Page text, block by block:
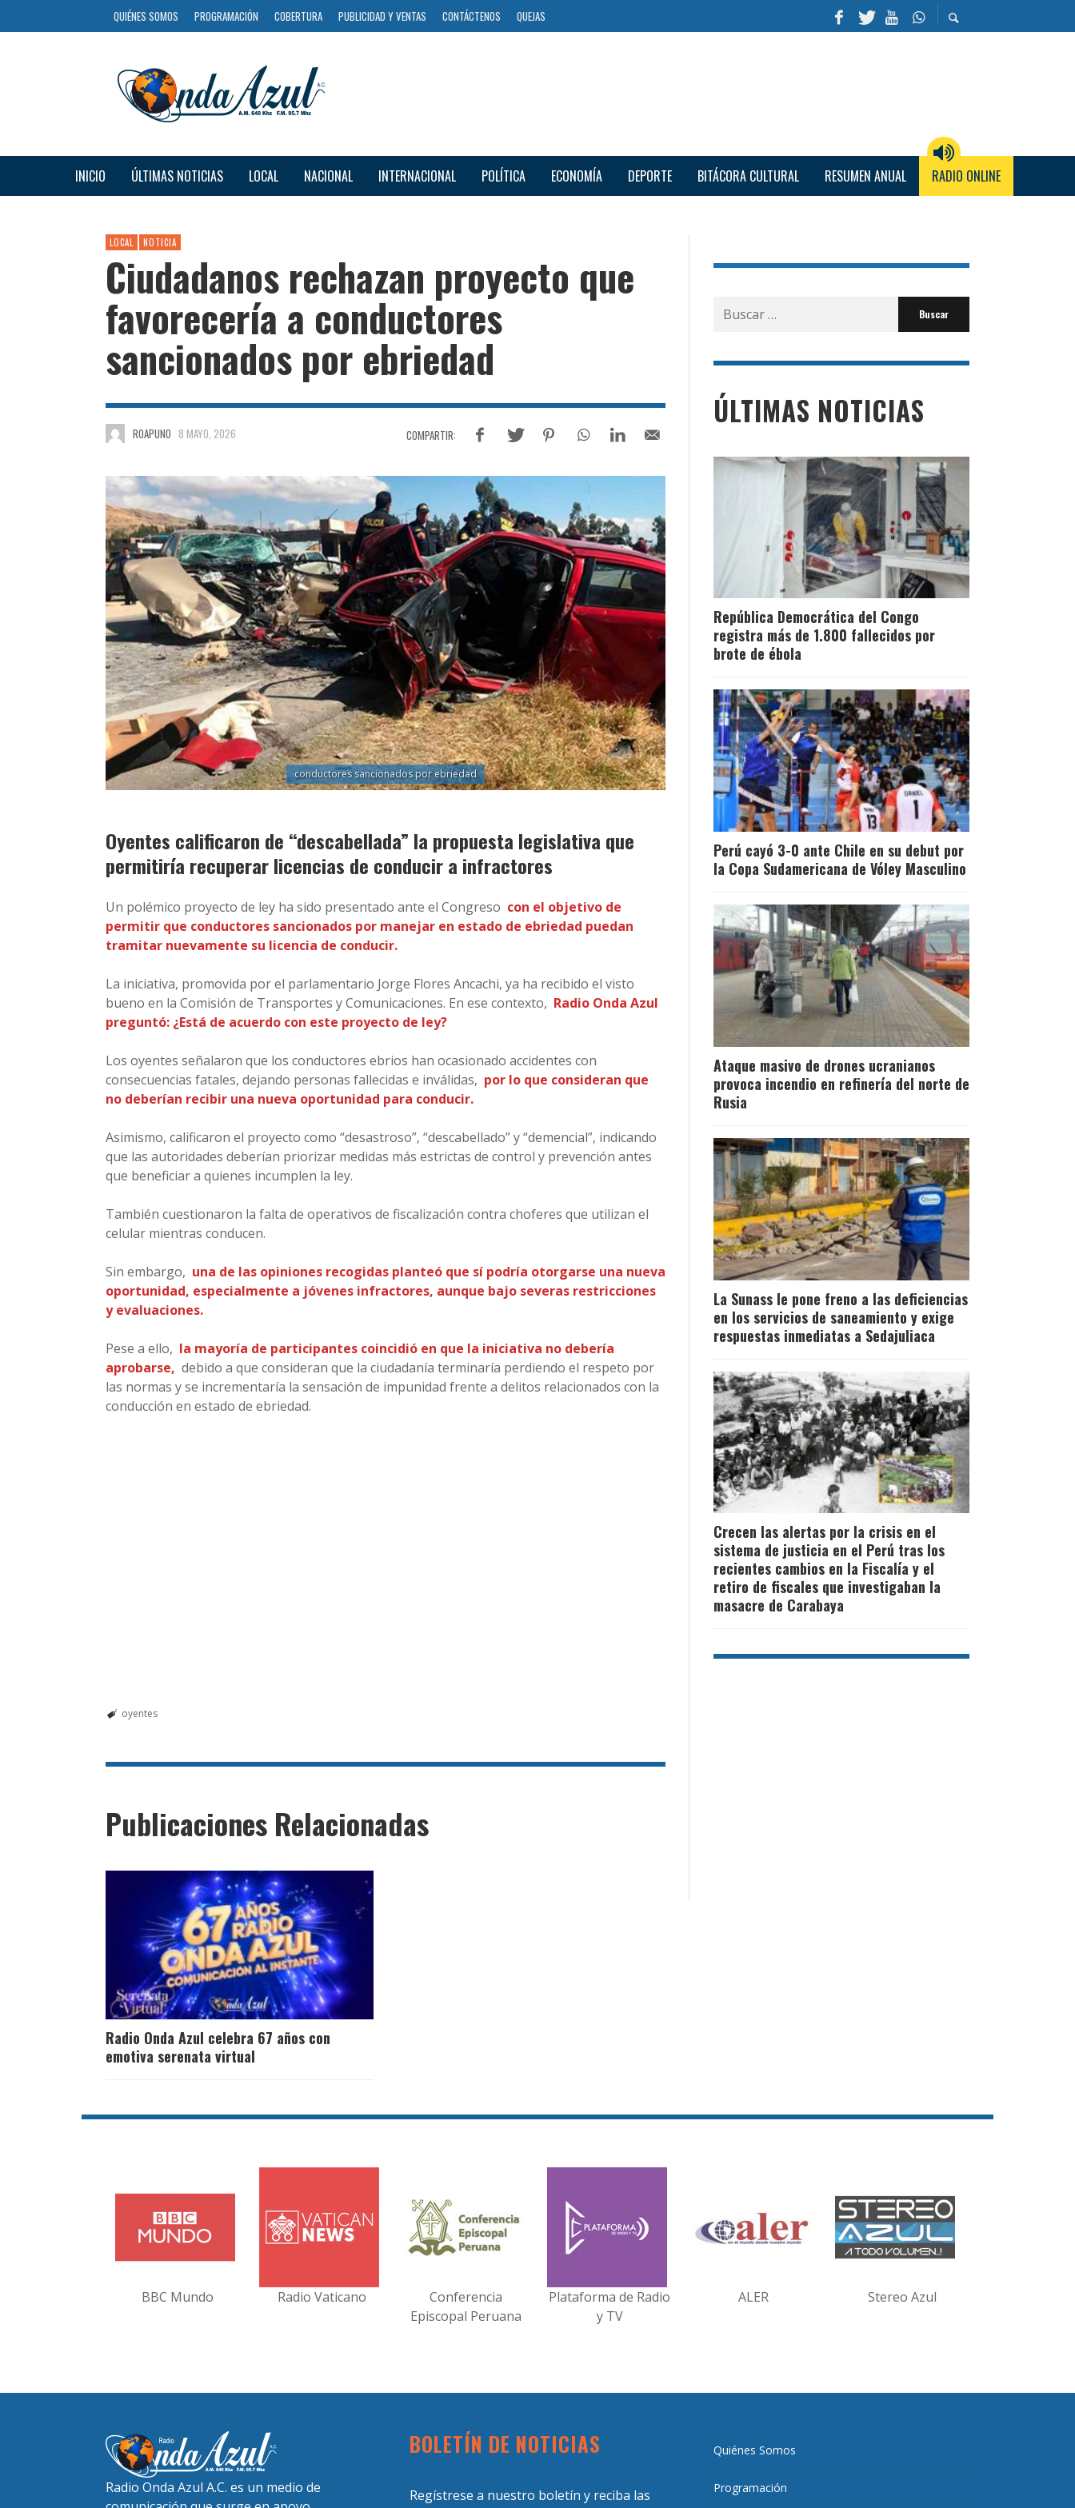
QUIÉNES SOMOS PROGRAMACIÓN COBERTURA PUBLICIDAD Y VENTAS CONTÁCTENOS QUEJAS
INICIO ÚLTIMAS NOTICIAS LOCAL NACIONAL INTERNACIONAL POLÍTICA ECONOMÍA DEPORTE BITÁCORA CULTURAL RESUMEN ANUAL RADIO ONLINE
LOCAL NOTICIA
Ciudadanos rechazan proyecto que
favorecería a conductores
sancionados por ebriedad
ROAPUNO 8 MAYO, 2026
conductores sancionados por ebriedad
Oyentes calificaron de “descabellada” la propuesta legislativa que
permitiría recuperar licencias de conducir a infractores
Un polémico proyecto de ley ha sido presentado ante el Congreso con el objetivo de
permitir que conductores sancionados por manejar en estado de ebriedad puedan
tramitar nuevamente su licencia de conducir.
La iniciativa, promovida por el parlamentario Jorge Flores Ancachi, ya ha recibido el visto
bueno en la Comisión de Transportes y Comunicaciones. En ese contexto, Radio Onda Azul
preguntó: ¿Está de acuerdo con este proyecto de ley?
Los oyentes señalaron que los conductores ebrios han ocasionado accidentes con
consecuencias fatales, dejando personas fallecidas e inválidas, por lo que consideran que
no deberían recibir una nueva oportunidad para conducir.
Asimismo, calificaron el proyecto como “desastroso”, “descabellado” y “demencial”, indicando
que las autoridades deberían priorizar medidas más estrictas de control y prevención antes
que beneficiar a quienes incumplen la ley.
También cuestionaron la falta de operativos de fiscalización contra choferes que utilizan el
celular mientras conducen.
Sin embargo, una de las opiniones recogidas planteó que sí podría otorgarse una nueva
oportunidad, especialmente a jóvenes infractores, aunque bajo severas restricciones
y evaluaciones.
Pese a ello, la mayoría de participantes coincidió en que la iniciativa no debería
aprobarse, debido a que consideran que la ciudadanía terminaría perdiendo el respeto por
las normas y se incrementaría la sensación de impunidad frente a delitos relacionados con la
conducción en estado de ebriedad.
oyentes
Publicaciones Relacionadas
Radio Onda Azul celebra 67 años con
emotiva serenata virtual
Buscar
por:
ÚLTIMAS NOTICIAS
República Democrática del Congo
registra más de 1.800 fallecidos por
brote de ébola
Perú cayó 3-0 ante Chile en su debut por
la Copa Sudamericana de Vóley Masculino
Ataque masivo de drones ucranianos
provoca incendio en refinería del norte de
Rusia
La Sunass le pone freno a las deficiencias
en los servicios de saneamiento y exige
respuestas inmediatas a Sedajuliaca
Crecen las alertas por la crisis en el
sistema de justicia en el Perú tras los
recientes cambios en la Fiscalía y el
retiro de fiscales que investigaban la
masacre de Carabaya
BBC Mundo Radio Vaticano
Conferencia
Episcopal Peruana
Plataforma de Radio
y TV
ALER Stereo Azul
Radio Onda Azul A.C. es un medio de
BOLETÍN DE NOTICIAS
Regístrese a nuestro boletín y reciba las
Quiénes Somos
Programación